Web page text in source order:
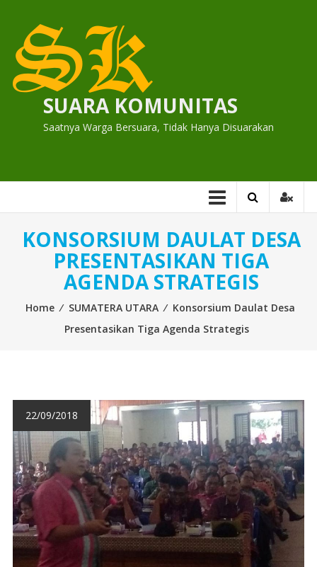
content
SUARA KOMUNITAS
Saatnya Warga Bersuara, Tidak Hanya Disuarakan
KONSORSIUM DAULAT DESA
PRESENTASIKAN TIGA
AGENDA STRATEGIS
Home ⁄ SUMATERA UTARA ⁄ Konsorsium Daulat Desa
Presentasikan Tiga Agenda Strategis
22/09/2018